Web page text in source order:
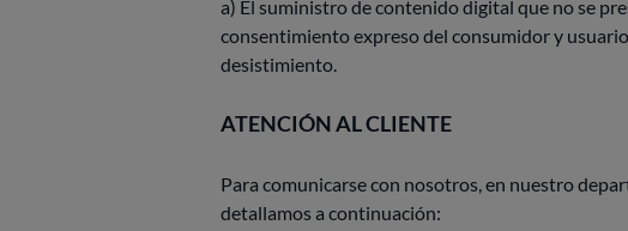
a) El suministro de contenido digital que no se
consentimiento expreso del consumidor y
desistimiento.
ATENCIÓN AL CLIENTE
Para comunicarse con nosotros, en nuestro
detallamos a continuación: